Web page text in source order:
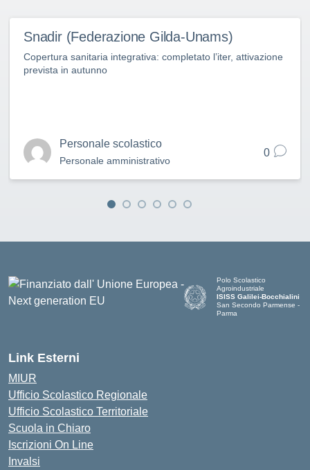
Snadir (Federazione Gilda-Unams)
Copertura sanitaria integrativa: completato l’iter, attivazione
prevista in autunno
Personale scolastico
Personale amministrativo
0
Polo Scolastico
Agroindustriale
ISISS Galilei-Bocchialini
San Secondo Parmense -
Parma
Link Esterni
MIUR
Ufficio Scolastico Regionale
Ufficio Scolastico Territoriale
Scuola in Chiaro
Iscrizioni On Line
Invalsi